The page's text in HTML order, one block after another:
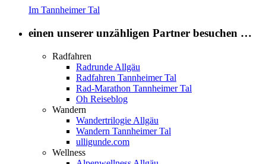
Im Tannheimer Tal
einen unserer unzähligen Partner besuchen …
Radfahren
Radrunde Allgäu
Radfahren Tannheimer Tal
Rad-Marathon Tannheimer Tal
Oh Reiseblog
Wandern
Wandertrilogie Allgäu
Wandern Tannheimer Tal
ulligunde.com
Wellness